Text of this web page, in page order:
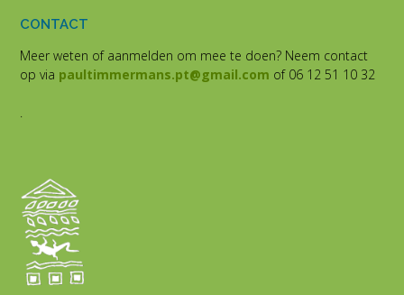
CONTACT
Meer weten of aanmelden om mee te doen? Neem contact
op via paultimmermans.pt@gmail.com of 06 12 51 10 32
.